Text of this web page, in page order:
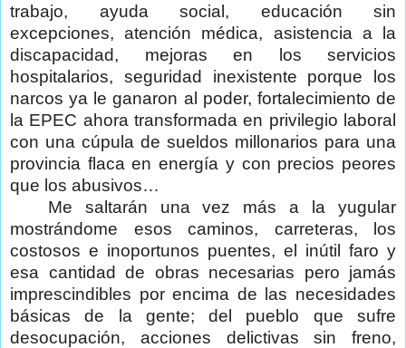
trabajo, ayuda social, educación sin
excepciones, atención médica, asistencia a la
discapacidad, mejoras en los servicios
hospitalarios, seguridad inexistente porque los
narcos ya le ganaron al poder, fortalecimiento de
la EPEC ahora transformada en privilegio laboral
con una cúpula de sueldos millonarios para una
provincia flaca en energía y con precios peores
que los abusivos…
Me saltarán una vez más a la yugular
mostrándome esos caminos, carreteras, los
costosos e inoportunos puentes, el inútil faro y
esa cantidad de obras necesarias pero jamás
imprescindibles por encima de las necesidades
básicas de la gente; del pueblo que sufre
desocupación, acciones delictivas sin freno,